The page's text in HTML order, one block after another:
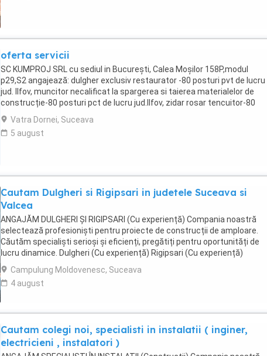
oferta servicii
SC KUMPROJ SRL cu sediul in București, Calea Moșilor 158P,modul
p29,S2 angajează: dulgher exclusiv restaurator -80 posturi pvt de lucru
jud. Ilfov, muncitor necalificat la spargerea si taierea materialelor de
construcție-80 posturi pct de lucru jud.Ilfov, zidar rosar tencuitor-80
posturi pct de lucru ...
Vatra Dornei, Suceava
5 august
Cautam Dulgheri si Rigipsari in judetele Suceava si
Valcea
ANGAJĂM DULGHERI ȘI RIGIPSARI (Cu experiență) Compania noastră
selectează profesioniști pentru proiecte de construcții de amploare.
Căutăm specialiști serioși și eficienți, pregătiți pentru oportunități de
lucru dinamice. Dulgheri (Cu experiență) Rigipsari (Cu experiență)
Cerințe și responsabilități: ...
Campulung Moldovenesc, Suceava
4 august
Cautam colegi noi, specialisti in instalatii ( inginer,
electricieni , instalatori )